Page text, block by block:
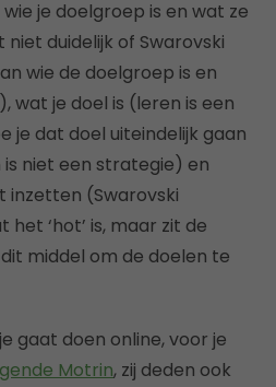
je doelgroep is en wat ze
duidelijk of Swarovski
wie de doelgroep is en
wat je doel is (leren is een
je dat doel uiteindelijk gaan
niet een strategie) en
inzetten (Swarovski
‘hot’ is, maar zit de
middel om de doelen te
gaat doen online, voor je
Motrin, zij deden ook